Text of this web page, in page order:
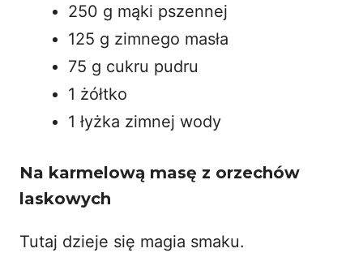
250 g mąki pszennej
125 g zimnego masła
75 g cukru pudru
1 żółtko
1 łyżka zimnej wody
Na karmelową masę z orzechów
laskowych
Tutaj dzieje się magia smaku.